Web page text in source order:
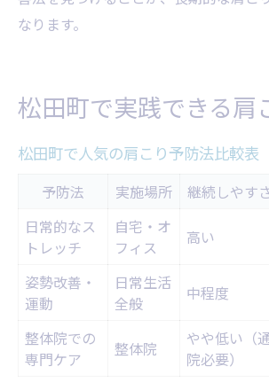
なります。
松田町で実践できる肩
松田町で人気の肩こり予防法比較表
予防法 実施場所 継続しやす
日常的なス
トレッチ
自宅・オ
フィス
高い
姿勢改善・
運動
日常生活
全般
中程度
整体院での
専門ケア
整体院
やや低い（
院必要）